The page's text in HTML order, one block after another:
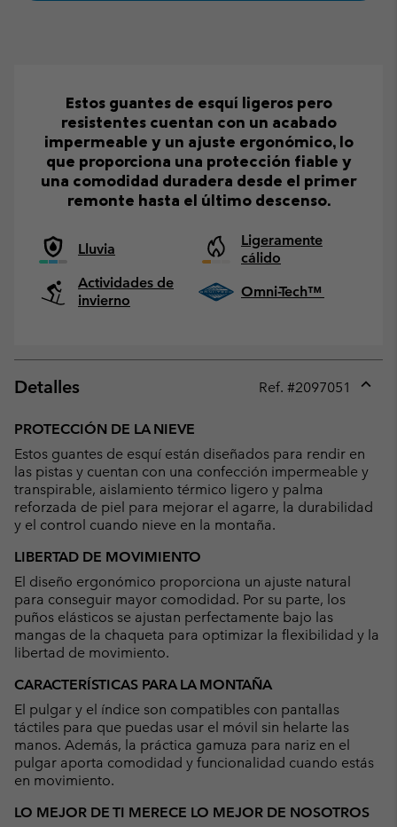
Estos guantes de esquí ligeros pero
resistentes cuentan con un acabado
impermeable y un ajuste ergonómico, lo
que proporciona una protección fiable y
una comodidad duradera desde el primer
remonte hasta el último descenso.
Lluvia
Ligeramente
cálido
Actividades de
invierno
Omni-Tech™
Detalles Ref. #2097051
PROTECCIÓN DE LA NIEVE
Estos guantes de esquí están diseñados para rendir en
las pistas y cuentan con una confección impermeable y
transpirable, aislamiento térmico ligero y palma
reforzada de piel para mejorar el agarre, la durabilidad
y el control cuando nieve en la montaña.
LIBERTAD DE MOVIMIENTO
El diseño ergonómico proporciona un ajuste natural
para conseguir mayor comodidad. Por su parte, los
puños elásticos se ajustan perfectamente bajo las
mangas de la chaqueta para optimizar la flexibilidad y la
libertad de movimiento.
CARACTERÍSTICAS PARA LA MONTAÑA
El pulgar y el índice son compatibles con pantallas
táctiles para que puedas usar el móvil sin helarte las
manos. Además, la práctica gamuza para nariz en el
pulgar aporta comodidad y funcionalidad cuando estás
en movimiento.
LO MEJOR DE TI MERECE LO MEJOR DE NOSOTROS